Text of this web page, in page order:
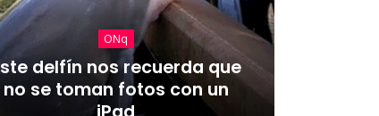
ONq
delfín nos recuerda que
no se toman fotos con un